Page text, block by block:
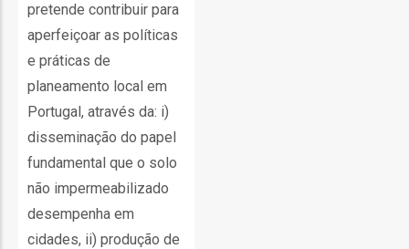
pretende contribuir para
aperfeiçoar as políticas
e práticas de
planeamento local em
Portugal, através da: i)
disseminação do papel
fundamental que o solo
não impermeabilizado
desempenha em
cidades, ii) produção de